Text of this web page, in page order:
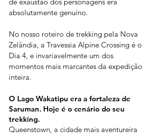
absolutamente genuíno.
No nosso roteiro de trekking pela Nova
Zelândia, a Travessia Alpine Crossing é o
Dia 4, e invariavelmente um dos
momentos mais marcantes da expedição
inteira.
O Lago Wakatipu era a fortaleza de
Saruman. Hoje é o cenário do seu
trekking.
Queenstown, a cidade mais aventureira